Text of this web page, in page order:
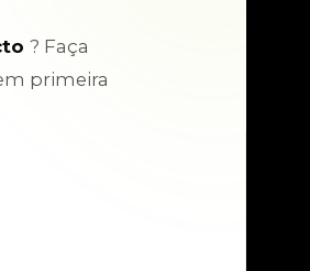
? Faça
primeira